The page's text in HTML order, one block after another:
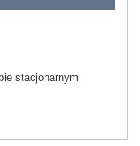
stacjonarnym